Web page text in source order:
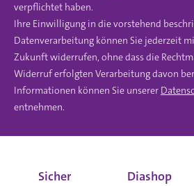
verpflichtet haben.
Ihre Einwilligung in die vorstehend
Datenverarbeitung können Sie jederzeit
Zukunft widerrufen, ohne dass die
Widerruf erfolgten Verarbeitung davon
Informationen können Sie unserer
entnehmen.
Sicher
Diashop